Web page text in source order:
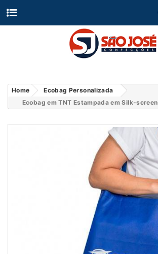
Home
Ecobag Personalizada
Ecobag em TNT Estampada em Silk-screen